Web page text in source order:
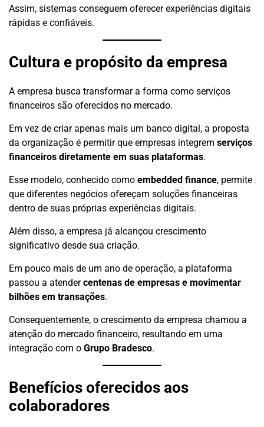
Assim, sistemas conseguem oferecer experiências digitais
rápidas e confiáveis.
Cultura e propósito da empresa
A empresa busca transformar a forma como serviços
financeiros são oferecidos no mercado.
Em vez de criar apenas mais um banco digital, a proposta
da organização é permitir que empresas integrem serviços
financeiros diretamente em suas plataformas.
Esse modelo, conhecido como embedded finance, permite
que diferentes negócios ofereçam soluções financeiras
dentro de suas próprias experiências digitais.
Além disso, a empresa já alcançou crescimento
significativo desde sua criação.
Em pouco mais de um ano de operação, a plataforma
passou a atendercentenas de empresas e movimentar
bilhões em transações.
Consequentemente, o crescimento da empresa chamou a
atenção do mercado financeiro, resultando em uma
integração com o Grupo Bradesco.
Benefícios oferecidos aos
colaboradores